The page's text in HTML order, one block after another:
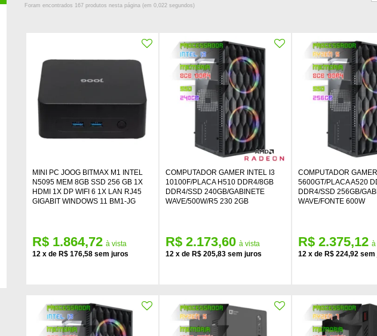
Foram encontrados 167produtos nesta página (em 0,022segundos)
MINI PC JOOG BITMAX M1 INTEL
N5095 MEM 8GB SSD 256 GB 1X
HDMI 1X DP WIFI 6 1X LAN RJ45
GIGABIT WINDOWS 11 BM1-JG
12 x de R$ 176,58
R$ 1.864,72
COMPUTADOR GAMER INTEL I3
10100F/PLACA H510 DDR4/8GB
DDR4/SSD 240GB/GABINETE
WAVE/500W/R5 230 2GB
12 x de R$ 205,83
R$ 2.173,60
COMPUTADOR
5600GT/PLACA A520
DDR4/SSD 256GB/
WAVE/FONTE 600W
12 x de R$ 224,92
R$ 2.375,12